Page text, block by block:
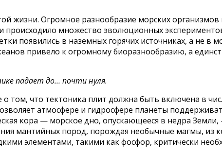
жизни. Огромное разнообразие морских
множество эволюционных
появились в наземных горячих источниках, а не в
привело к огромному биоразнообразию, а
падает до… почти нуля.
о том, что тектоника плит должна быть включена в
атмосфере и гидросфере планеты
кора — морское дно, опускающееся в недра
мантийных пород, порождая необычные магмы, из
элементами, такими как фосфор, критически